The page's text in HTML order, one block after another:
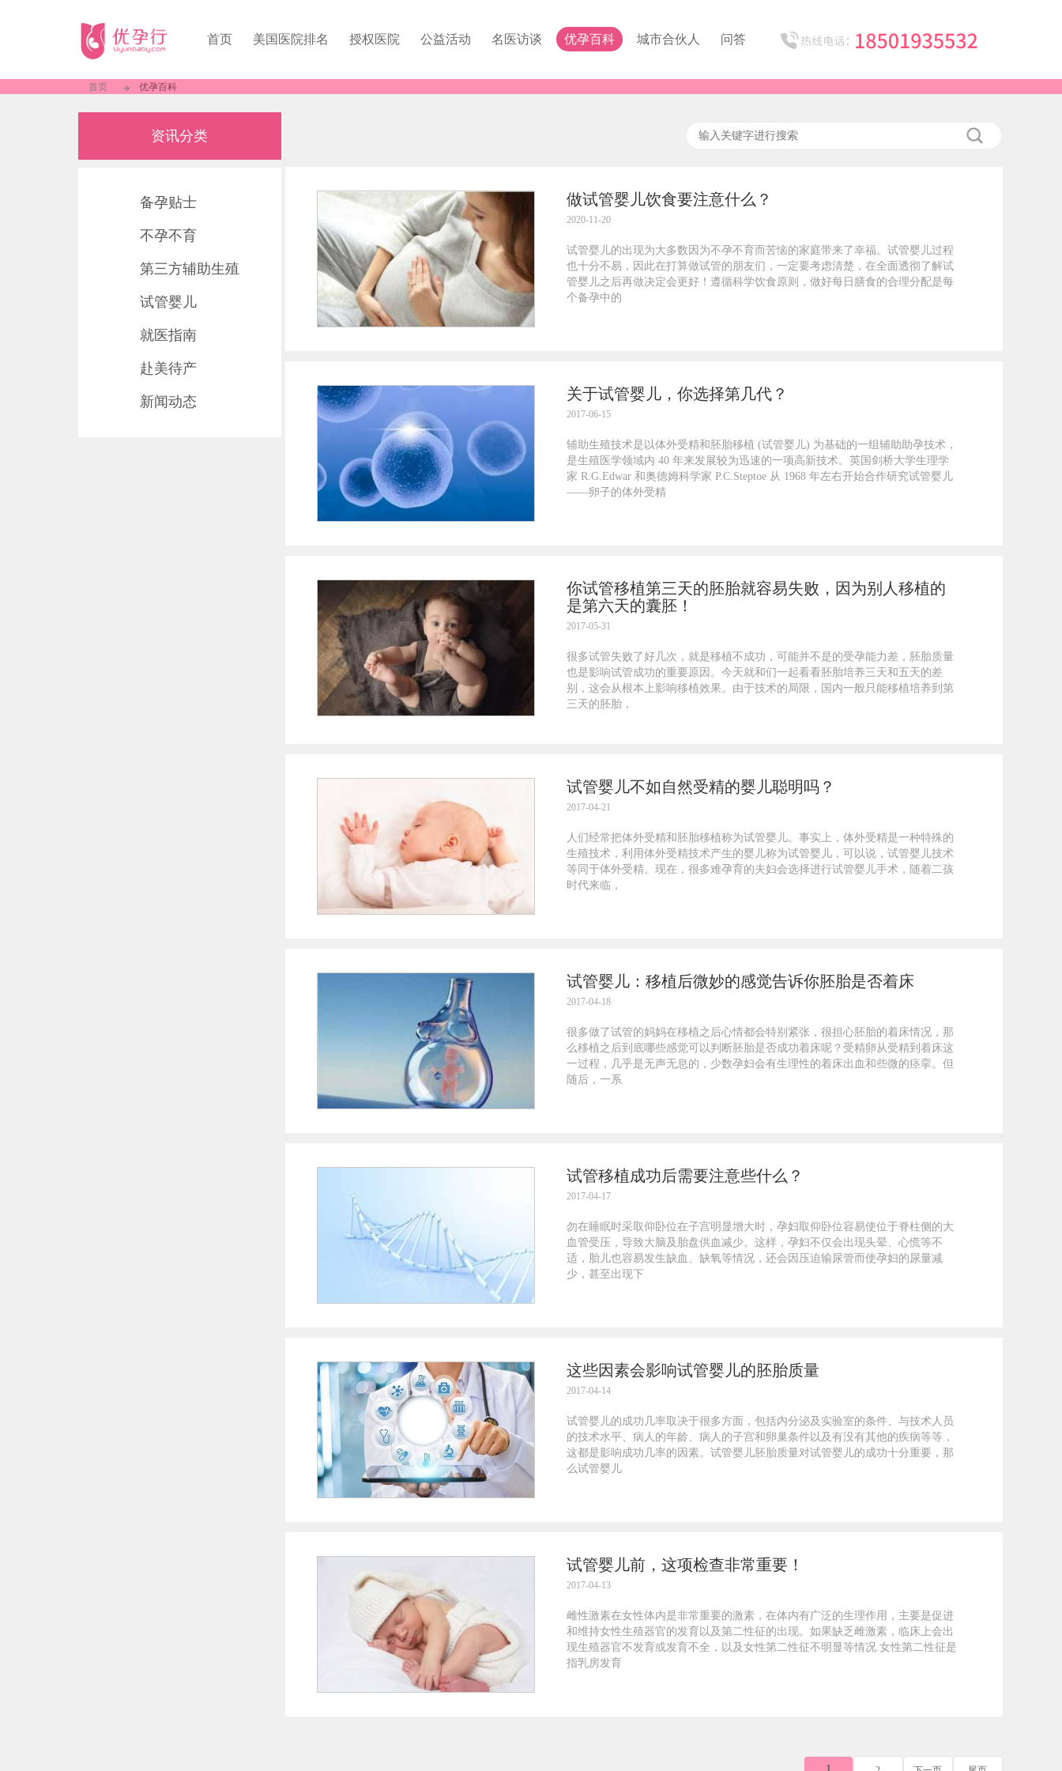
首页 美国医院排名 授权医院 公益活动 名医访谈 优孕百科 城市合伙人 问答
首页 优孕百科
资讯分类
备孕贴士
不孕不育
第三方辅助生殖
试管婴儿
就医指南
赴美待产
新闻动态
做试管婴儿饮食要注意什么？
2020-11-20
试管婴儿的出现为大多数因为不孕不育而苦恼的家庭带来了幸福。试管婴儿过程
也十分不易，因此在打算做试管的朋友们，一定要考虑清楚，在全面透彻了解试
管婴儿之后再做决定会更好！遵循科学饮食原则，做好每日膳食的合理分配是每
个备孕中的
关于试管婴儿，你选择第几代？
2017-06-15
辅助生殖技术是以体外受精和胚胎移植 (试管婴儿) 为基础的一组辅助助孕技术，
是生殖医学领域内 40 年来发展较为迅速的一项高新技术。英国剑桥大学生理学
家 R.G.Edwar 和奥德姆科学家 P.C.Steptoe 从 1968 年左右开始合作研究试管婴儿
——卵子的体外受精
你试管移植第三天的胚胎就容易失败，因为别人移植的
是第六天的囊胚！
2017-05-31
很多试管失败了好几次，就是移植不成功，可能并不是的受孕能力差，胚胎质量
也是影响试管成功的重要原因。今天就和们一起看看胚胎培养三天和五天的差
别，这会从根本上影响移植效果。由于技术的局限，国内一般只能移植培养到第
三天的胚胎，
试管婴儿不如自然受精的婴儿聪明吗？
2017-04-21
人们经常把体外受精和胚胎移植称为试管婴儿。事实上，体外受精是一种特殊的
生殖技术，利用体外受精技术产生的婴儿称为试管婴儿，可以说，试管婴儿技术
等同于体外受精。现在，很多难孕育的夫妇会选择进行试管婴儿手术，随着二孩
时代来临，
试管婴儿：移植后微妙的感觉告诉你胚胎是否着床
2017-04-18
很多做了试管的妈妈在移植之后心情都会特别紧张，很担心胚胎的着床情况，那
么移植之后到底哪些感觉可以判断胚胎是否成功着床呢？受精卵从受精到着床这
一过程，几乎是无声无息的，少数孕妇会有生理性的着床出血和些微的痉挛。但
随后，一系
试管移植成功后需要注意些什么？
2017-04-17
勿在睡眠时采取仰卧位在子宫明显增大时，孕妇取仰卧位容易使位于脊柱侧的大
血管受压，导致大脑及胎盘供血减少。这样，孕妇不仅会出现头晕、心慌等不
适，胎儿也容易发生缺血、缺氧等情况，还会因压迫输尿管而使孕妇的尿量减
少，甚至出现下
这些因素会影响试管婴儿的胚胎质量
2017-04-14
试管婴儿的成功几率取决于很多方面，包括内分泌及实验室的条件、与技术人员
的技术水平、病人的年龄、病人的子宫和卵巢条件以及有没有其他的疾病等等，
这都是影响成功几率的因素。试管婴儿胚胎质量对试管婴儿的成功十分重要，那
么试管婴儿
试管婴儿前，这项检查非常重要！
2017-04-13
雌性激素在女性体内是非常重要的激素，在体内有广泛的生理作用，主要是促进
和维持女性生殖器官的发育以及第二性征的出现。如果缺乏雌激素，临床上会出
现生殖器官不发育或发育不全，以及女性第二性征不明显等情况.女性第二性征是
指乳房发育